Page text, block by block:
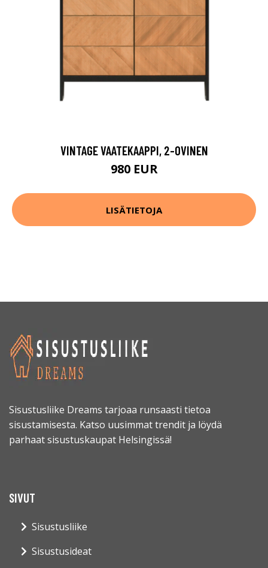
VINTAGE VAATEKAAPPI, 2-OVINEN
980 EUR
LISÄTIETOJA
Sisustusliike Dreams tarjoaa runsaasti tietoa
sisustamisesta. Katso uusimmat trendit ja löydä
parhaat sisustuskaupat Helsingissä!
SIVUT
Sisustusliike
Sisustusideat